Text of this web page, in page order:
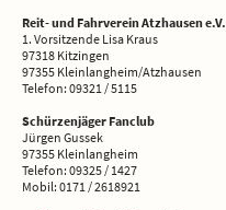
Reit- und Fahrverein Atzhausen e.V.
1. Vorsitzende Lisa Kraus
97318 Kitzingen
97355 Kleinlangheim/Atzhausen
Telefon: 09321 / 5115
Schürzenjäger Fanclub
Jürgen Gussek
97355 Kleinlangheim
Telefon: 09325 / 1427
Mobil: 0171 / 2618921